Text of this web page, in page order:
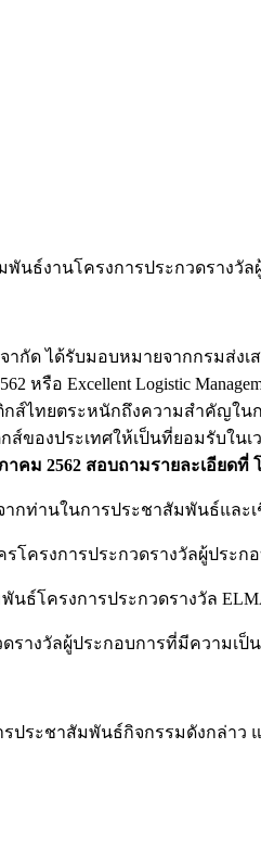
นธ์งานโครงการประกวดรางวัล
กัด ได้รับมอบหมายจากกรมส่งเ
หรือ Excellent Logistic
กส์ไทยตระหนักถึงความสำคัญ
ของประเทศให้เป็นที่ยอมรับใน
คม 2562 สอบถามรายละเอียดที่ โ
กท่านในการประชาสัมพันธ์และ
ครงการประกวดรางวัลผู้ประก
ธ์โครงการประกวดรางวัล
างวัลผู้ประกอบการที่มีความเป็น
รประชาสัมพันธ์กิจกรรมดังกล่าว